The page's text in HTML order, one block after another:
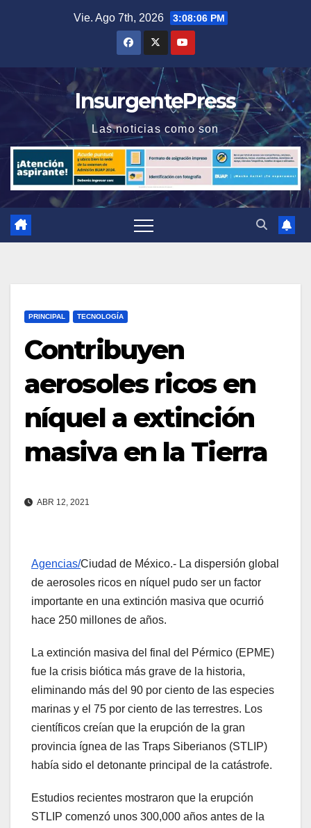
Vie. Ago 7th, 2026 3:08:06 PM
InsurgentePress
Las noticias como son
PRINCIPAL TECNOLOGÍA
Contribuyen
aerosoles ricos en
níquel a extinción
masiva en la Tierra
ABR 12, 2021
Agencias/Ciudad de México.- La dispersión global
de aerosoles ricos en níquel pudo ser un factor
importante en una extinción masiva que ocurrió
hace 250 millones de años.
La extinción masiva del final del Pérmico (EPME)
fue la crisis biótica más grave de la historia,
eliminando más del 90 por ciento de las especies
marinas y el 75 por ciento de las terrestres. Los
científicos creían que la erupción de la gran
provincia ígnea de las Traps Siberianos (STLIP)
había sido el detonante principal de la catástrofe.
Estudios recientes mostraron que la erupción
STLIP comenzó unos 300,000 años antes de la